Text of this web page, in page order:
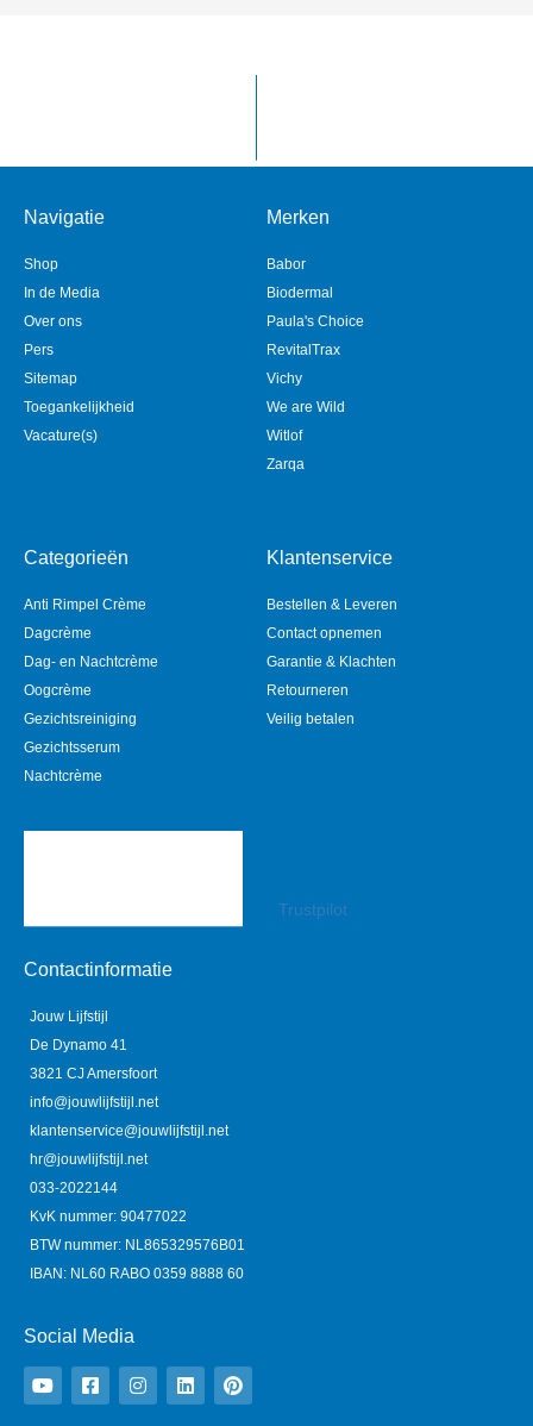
Navigatie
Shop
In de Media
Over ons
Pers
Sitemap
Toegankelijkheid
Vacature(s)
Merken
Babor
Biodermal
Paula's Choice
RevitalTrax
Vichy
We are Wild
Witlof
Zarqa
Categorieën
Anti Rimpel Crème
Dagcrème
Dag- en Nachtcrème
Oogcrème
Gezichtsreiniging
Gezichtsserum
Nachtcrème
Klantenservice
Bestellen & Leveren
Contact opnemen
Garantie & Klachten
Retourneren
Veilig betalen
Trustpilot
Contactinformatie
Jouw Lijfstijl
De Dynamo 41
3821 CJ Amersfoort
info@jouwlijfstijl.net
klantenservice@jouwlijfstijl.net
hr@jouwlijfstijl.net
033-2022144
KvK nummer: 90477022
BTW nummer: NL865329576B01
IBAN: NL60 RABO 0359 8888 60
Social Media
o
u
t
a
c
e
n
s
t
i
n
k
i
n
t